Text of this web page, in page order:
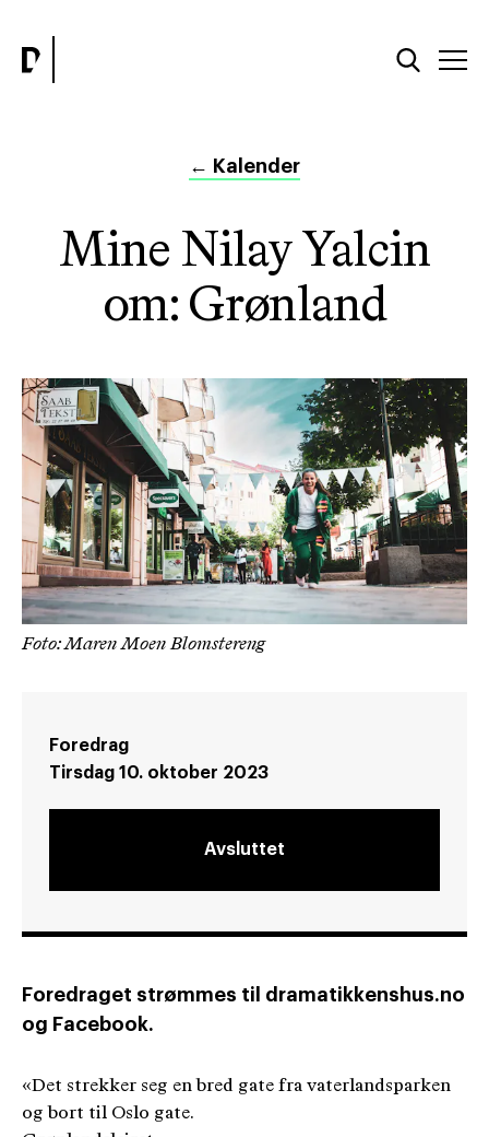
← Kalender
Mine Nilay Yalcin
om: Grønland
Foredrag
Tirsdag 10. oktober 2023
Avsluttet
Foto: Maren Moen Blomstereng
Foredraget strømmes til dramatikkenshus.no
og Facebook.
«Det strekker seg en bred gate fra vaterlandsparken
og bort til Oslo gate.